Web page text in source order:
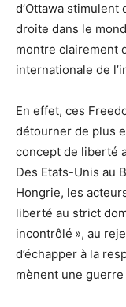
d’Ottawa
droite dans le
montre clairement
internationale de
En effet, ces
détourner de plus
concept de liberté
Des Etats-Unis au
Hongrie, les
liberté au strict
incontrôlé », au
d’échapper à la
mènent une